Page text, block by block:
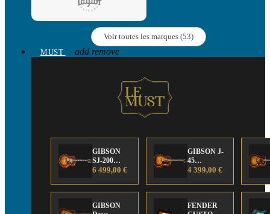
Voir toutes les marques (53)
MUST
add remove
GIBSON
SJ-200
Anniversary
Edition
6 499,00 €
GIBSON J-
45
Anniversary
Edition
4 399,00 €
GIBSON
FENDER